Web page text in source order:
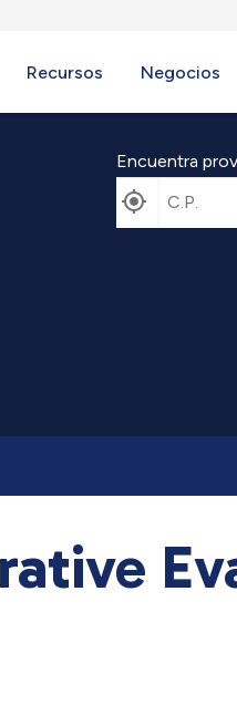
Recursos Negocios
Encuentra